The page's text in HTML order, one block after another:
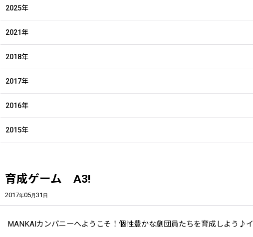
育成ゲーム A3!
2017年05月31 日
MANKAIカンパニーへようこそ！個性豊かな劇団員たちを育成しよう♪
2025年
2021年
2018年
2017年
2016年
2015年